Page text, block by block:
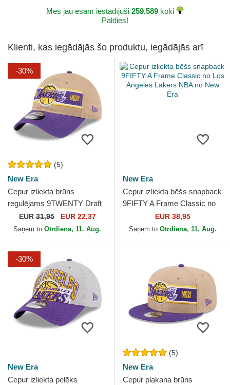
Mēs jau esam iestādījuši 259.589 koki
Paldies!
Klienti, kas iegādājās šo produktu, iegādājās arī
-30%
(5)
New Era
Cepur izliekta brūns
regulējams 9TWENTY Draft
2024 no Los Angeles Lakers
NBA no New Era
EUR31,95 EUR 22,37
Saņem to Otrdiena, 11. Aug.
New Era
Cepur izliekta bēšs snapback
9FIFTY A Frame Classic no
Los Angeles Lakers NBA no
New Era
EUR 38,95
Saņem to Otrdiena, 11. Aug.
-30%
New Era
Cepur izliekta pelēks
(5)
New Era
Cepur plakana brūns